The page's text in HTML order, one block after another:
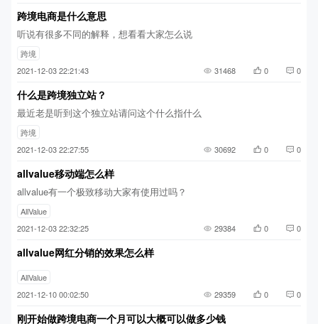
跨境电商是什么意思
听说有很多不同的解释，想看看大家怎么说
跨境
2021-12-03 22:21:43
31468 0 0
什么是跨境独立站？
最近老是听到这个独立站请问这个什么指什么
跨境
2021-12-03 22:27:55
30692 0 0
allvalue移动端怎么样
allvalue有一个极致移动大家有使用过吗？
AllValue
2021-12-03 22:32:25
29384 0 0
allvalue网红分销的效果怎么样
AllValue
2021-12-10 00:02:50
29359 0 0
刚开始做跨境电商一个月可以大概可以做多少钱